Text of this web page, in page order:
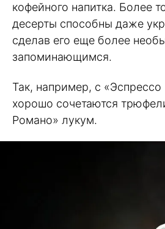
кофейного напитка. Более
десерты способны даже
сделав его еще более
запоминающимся.
Так, например, с
хорошо сочетаются
Романо» лукум.